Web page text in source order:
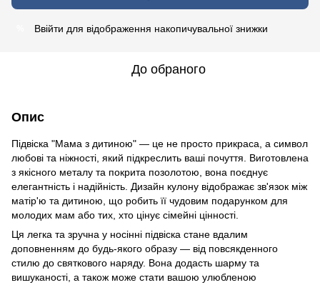
Ввійти для відображення накопичувальної знижки
До обраного
Опис
Підвіска "Мама з дитиною" — це не просто прикраса, а символ
любові та ніжності, який підкреслить ваші почуття. Виготовлена
з якісного металу та покрита позолотою, вона поєднує
елегантність і надійність. Дизайн кулону відображає зв'язок між
матір'ю та дитиною, що робить її чудовим подарунком для
молодих мам або тих, хто цінує сімейні цінності.
Ця легка та зручна у носінні підвіска стане вдалим
доповненням до будь-якого образу — від повсякденного
стилю до святкового наряду. Вона додасть шарму та
вишуканості, а також може стати вашою улюбленою